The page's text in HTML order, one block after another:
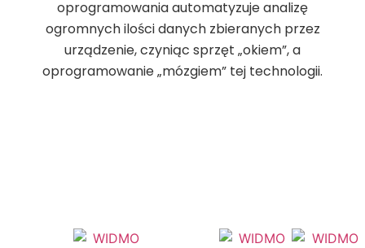
oprogramowania automatyzuje analizę
ogromnych ilości danych zbieranych przez
urządzenie, czyniąc sprzęt „okiem”, a
oprogramowanie „mózgiem” tej technologii.